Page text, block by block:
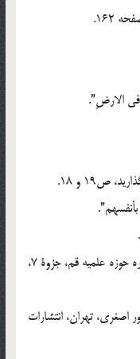
[13] . آثار و راههاي اعتماد به نفس، مركز مشاوره حوزه علميه قم، جزوة 7،
اصغري، تهران، انتشارات